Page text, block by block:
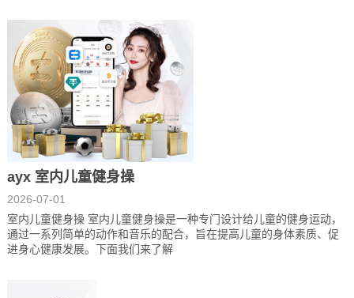
ayx 室内儿童健身操
2026-07-01
室内儿童健身操 室内儿童健身操是一种专门设计给儿童的健身运动，
通过一系列简单的动作和音乐的配合，旨在提高儿童的身体素质、促
进身心健康发展。下面我们来了解